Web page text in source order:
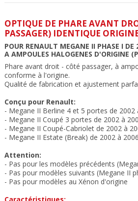
OPTIQUE DE PHARE AVANT
PASSAGER) IDENTIQUE
POUR RENAULT MEGANE II PHASE I
A AMPOULES HALOGENES D'ORIGINE
Phare avant droit - côté passager, à
conforme à l'origine.
Qualité de fabrication et ajustement
Conçu pour Renault:
- Megane II Berline 4 et 5 portes de 2002
- Megane II Coupé 3 portes de 2002 à
- Megane II Coupé-Cabriolet de 2002 à
- Megane II Estate (Break) de 2002 à
Attention:
- Pas pour les modèles précédents
- Pas pour modèles suivants (Megane II
- Pas pour modèles au Xénon d'origine